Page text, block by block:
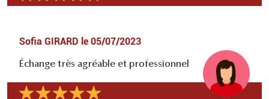
Sofia GIRARD le 05/07/2023
Échange très agréable et professionnel